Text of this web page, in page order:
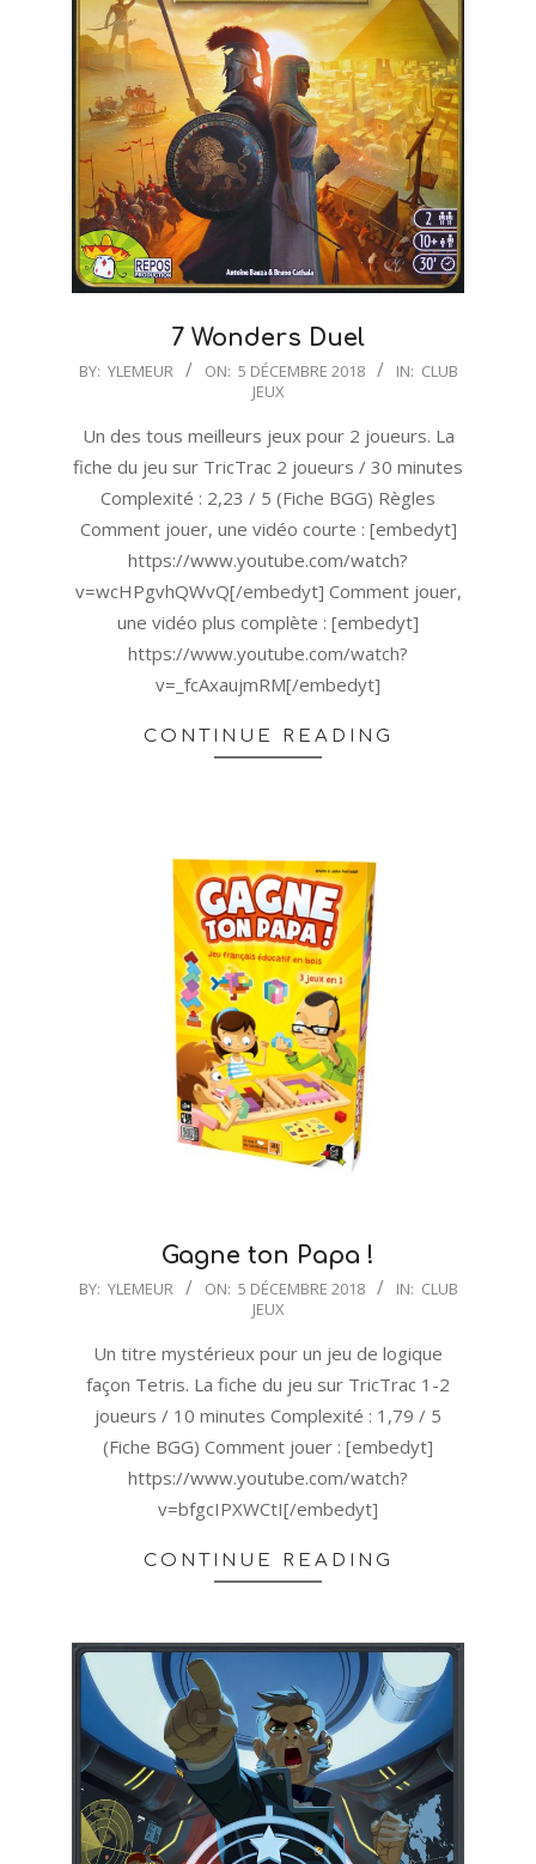
7 Wonders Duel
2018-
05
BY: YLEMEUR ON: 5 DÉCEMBRE 2018 IN: CLUB
JEUX
Un des tous meilleurs jeux pour 2 joueurs. La
fiche du jeu sur TricTrac 2 joueurs / 30 minutes
Complexité : 2,23 / 5 (Fiche BGG) Règles
Comment jouer, une vidéo courte : [embedyt]
https://www.youtube.com/watch?
v=wcHPgvhQWvQ[/embedyt] Comment jouer,
une vidéo plus complète : [embedyt]
https://www.youtube.com/watch?
v=_fcAxaujmRM[/embedyt]
CONTINUE READING
Gagne ton Papa !
2018-
BY: YLEMEUR ON: 5 DÉCEMBRE 2018 IN: CLUB
JEUX
Un titre mystérieux pour un jeu de logique
façon Tetris. La fiche du jeu sur TricTrac 1-2
joueurs / 10 minutes Complexité : 1,79 / 5
(Fiche BGG) Comment jouer : [embedyt]
https://www.youtube.com/watch?
v=bfgcIPXWCtI[/embedyt]
CONTINUE READING